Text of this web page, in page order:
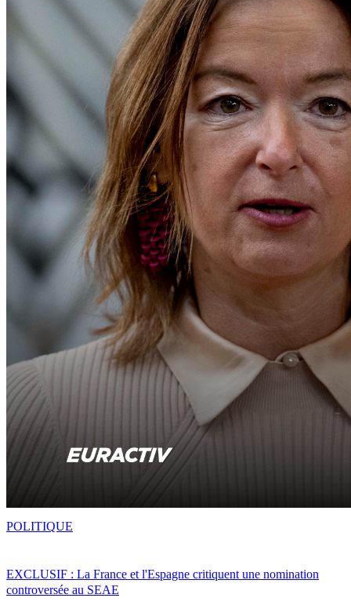
EXCLUSIF : La France et l'Espagne critiquent une nomination
controversée au SEAE
POLITIQUE